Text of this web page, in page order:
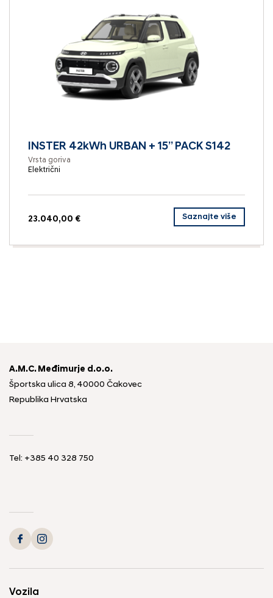
INSTER 42kWh URBAN + 15” PACK S142
Vrsta goriva
Električni
23.040,00 € Saznajte više
A.M.C. Međimurje d.o.o.
Športska ulica 8, 40000 Čakovec
Republika Hrvatska
Tel: +385 40 328 750
Vozila